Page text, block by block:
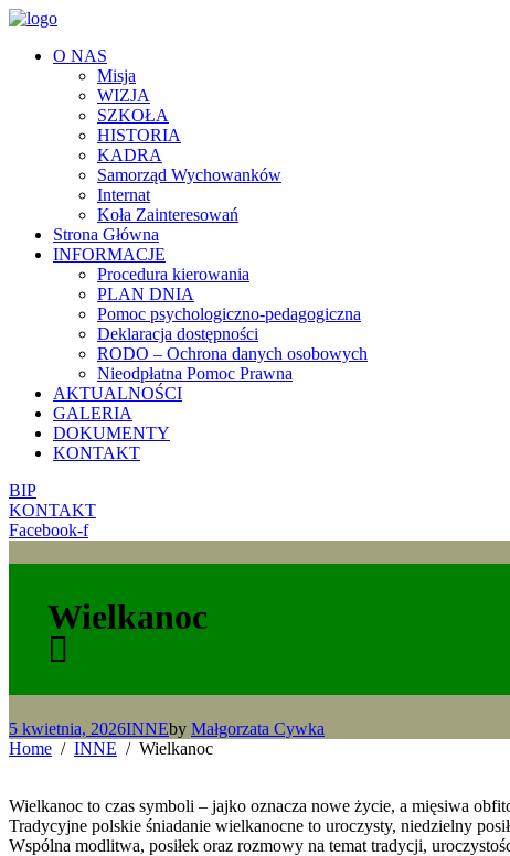
O NAS
Misja
WIZJA
SZKOŁA
HISTORIA
KADRA
Samorząd Wychowanków
Internat
Koła Zainteresowań
Strona Główna
INFORMACJE
Procedura kierowania
PLAN DNIA
Pomoc psychologiczno-pedagogiczna
Deklaracja dostępności
RODO – Ochrona danych osobowych
Nieodpłatna Pomoc Prawna
AKTUALNOŚCI
GALERIA
DOKUMENTY
KONTAKT
BIP
KONTAKT
Facebook-f
Wielkanoc
5 kwietnia, 2026INNEby Małgorzata Cywka
Home
INNE Wielkanoc
Wielkanoc to czas symboli – jajko oznacza nowe życie, a mięsiwa
Tradycyjne polskie śniadanie wielkanocne to uroczysty, niedzielny
Wspólna modlitwa, posiłek oraz rozmowy na temat tradycji,